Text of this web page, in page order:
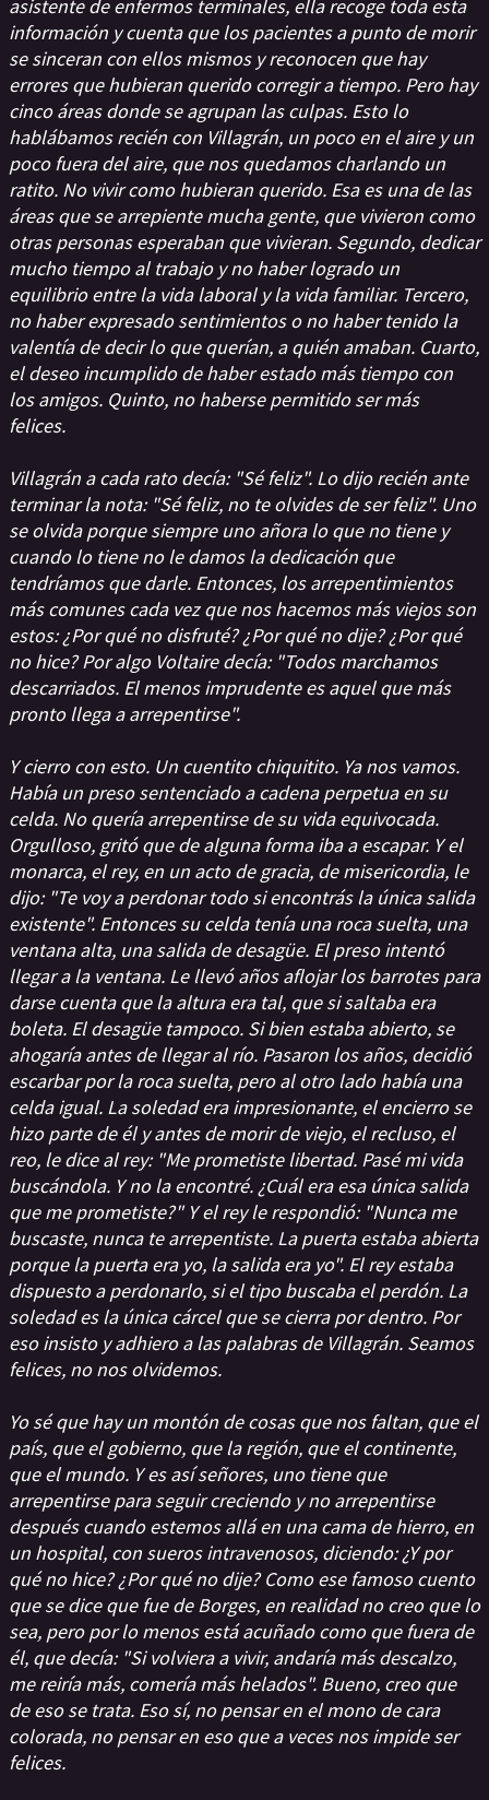
asistente de enfermos terminales, ella recoge toda esta
información y cuenta que los pacientes a punto de morir
se sinceran con ellos mismos y reconocen que hay
errores que hubieran querido corregir a tiempo. Pero hay
cinco áreas donde se agrupan las culpas. Esto lo
hablábamos recién con Villagrán, un poco en el aire y un
poco fuera del aire, que nos quedamos charlando un
ratito. No vivir como hubieran querido. Esa es una de las
áreas que se arrepiente mucha gente, que vivieron como
otras personas esperaban que vivieran. Segundo, dedicar
mucho tiempo al trabajo y no haber logrado un
equilibrio entre la vida laboral y la vida familiar. Tercero,
no haber expresado sentimientos o no haber tenido la
valentía de decir lo que querían, a quién amaban. Cuarto,
el deseo incumplido de haber estado más tiempo con
los amigos. Quinto, no haberse permitido ser más
felices.
Villagrán a cada rato decía: "Sé feliz". Lo dijo recién ante
terminar la nota: "Sé feliz, no te olvides de ser feliz". Uno
se olvida porque siempre uno añora lo que no tiene y
cuando lo tiene no le damos la dedicación que
tendríamos que darle. Entonces, los arrepentimientos
más comunes cada vez que nos hacemos más viejos son
estos: ¿Por qué no disfruté? ¿Por qué no dije? ¿Por qué
no hice? Por algo Voltaire decía: "Todos marchamos
descarriados. El menos imprudente es aquel que más
pronto llega a arrepentirse".
Y cierro con esto. Un cuentito chiquitito. Ya nos vamos.
Había un preso sentenciado a cadena perpetua en su
celda. No quería arrepentirse de su vida equivocada.
Orgulloso, gritó que de alguna forma iba a escapar. Y el
monarca, el rey, en un acto de gracia, de misericordia, le
dijo: "Te voy a perdonar todo si encontrás la única salida
existente". Entonces su celda tenía una roca suelta, una
ventana alta, una salida de desagüe. El preso intentó
llegar a la ventana. Le llevó años aflojar los barrotes para
darse cuenta que la altura era tal, que si saltaba era
boleta. El desagüe tampoco. Si bien estaba abierto, se
ahogaría antes de llegar al río. Pasaron los años, decidió
escarbar por la roca suelta, pero al otro lado había una
celda igual. La soledad era impresionante, el encierro se
hizo parte de él y antes de morir de viejo, el recluso, el
reo, le dice al rey: "Me prometiste libertad. Pasé mi vida
buscándola. Y no la encontré. ¿Cuál era esa única salida
que me prometiste?" Y el rey le respondió: "Nunca me
buscaste, nunca te arrepentiste. La puerta estaba abierta
porque la puerta era yo, la salida era yo". El rey estaba
dispuesto a perdonarlo, si el tipo buscaba el perdón. La
soledad es la única cárcel que se cierra por dentro. Por
eso insisto y adhiero a las palabras de Villagrán. Seamos
felices, no nos olvidemos.
Yo sé que hay un montón de cosas que nos faltan, que el
país, que el gobierno, que la región, que el continente,
que el mundo. Y es así señores, uno tiene que
arrepentirse para seguir creciendo y no arrepentirse
después cuando estemos allá en una cama de hierro, en
un hospital, con sueros intravenosos, diciendo: ¿Y por
qué no hice? ¿Por qué no dije? Como ese famoso cuento
que se dice que fue de Borges, en realidad no creo que lo
sea, pero por lo menos está acuñado como que fuera de
él, que decía: "Si volviera a vivir, andaría más descalzo,
me reiría más, comería más helados". Bueno, creo que
de eso se trata. Eso sí, no pensar en el mono de cara
colorada, no pensar en eso que a veces nos impide ser
felices.